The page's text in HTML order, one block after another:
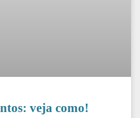
veja como!